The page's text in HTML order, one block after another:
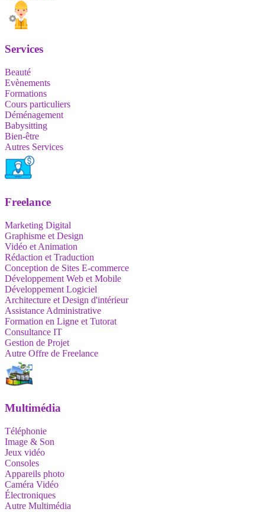
Services
Beauté
Evènements
Formations
Cours particuliers
Déménagement
Babysitting
Bien-être
Autres Services
Freelance
Marketing Digital
Graphisme et Design
Vidéo et Animation
Rédaction et Traduction
Conception de Sites E-commerce
Développement Web et Mobile
Développement Logiciel
Architecture et Design d'intérieur
Assistance Administrative
Formation en Ligne et Tutorat
Consultance IT
Gestion de Projet
Autre Offre de Freelance
Multimédia
Téléphonie
Image & Son
Jeux vidéo
Consoles
Appareils photo
Caméra Vidéo
Électroniques
Autre Multimédia